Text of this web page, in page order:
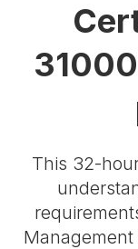
This 32-
Management